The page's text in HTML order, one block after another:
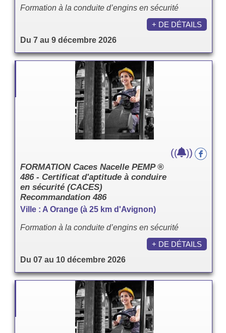
Formation à la conduite d’engins en sécurité
Du 7 au 9 décembre 2026
+ DE DÉTAILS
FORMATION Caces Nacelle PEMP ®
486 - Certificat d'aptitude à conduire
en sécurité (CACES)
Recommandation 486
Ville : A Orange (à 25 km d'Avignon)
Formation à la conduite d’engins en sécurité
Du 07 au 10 décembre 2026
(( ))
+ DE DÉTAILS